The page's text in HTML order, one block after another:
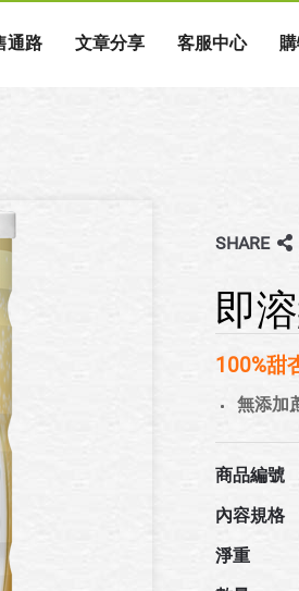
通路 文章分享 客服中心
SHARE
即
100%甜
無添加
商品編號
內容規格
淨重